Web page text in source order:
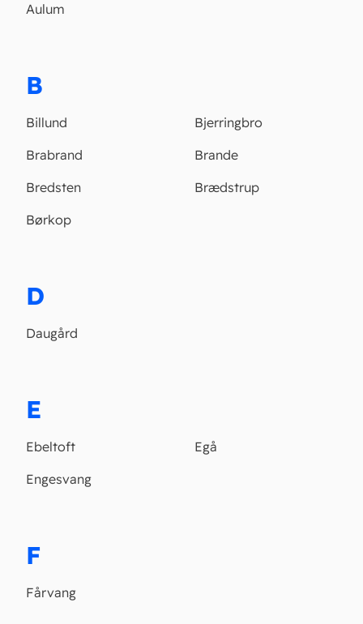
Aulum
B
Billund
Bjerringbro
Brabrand
Brande
Bredsten
Brædstrup
Børkop
D
Daugård
E
Ebeltoft
Egå
Engesvang
F
Fårvang